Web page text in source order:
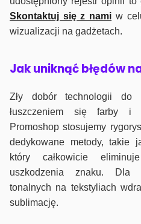
Skontaktuj się z nami w
wizualizacji na gadżetach.
Jak uniknąć błędów
Zły dobór technologii do
łuszczeniem się farby i
Promoshop stosujemy
dedykowane metody, takie
który całkowicie
uszkodzenia znaku. Dla
tonalnych na tekstyliach
sublimację.